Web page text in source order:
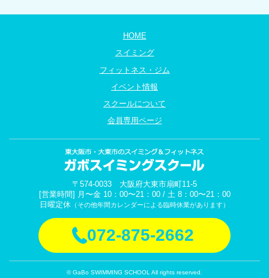
HOME
スイミング
フィットネス・ジム
イベント情報
スクールについて
会員専用ページ
〒574-0033 大阪府大東市扇町11-5
[営業時間] 月〜金 10：00〜21：00 / 土 8：00〜21：00
日曜定休 （その他年間カレンダーによる臨時休業があります）
072-875-2662
© GaBo SWIMMING SCHOOL All rights reserved.